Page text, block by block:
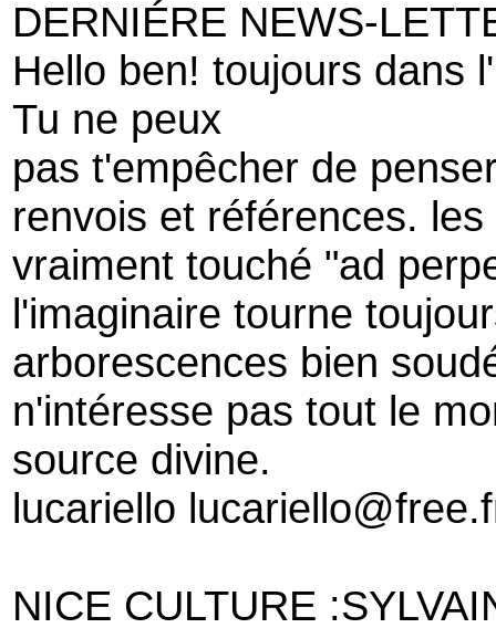
DERNIÉRE NEWS-
Hello ben! toujours dans
Tu ne peux
pas t'empêcher de
renvois et références.
vraiment touché "ad
l'imaginaire tourne
arborescences bien
n'intéresse pas tout le
source divine.
lucariello
NICE CULTURE